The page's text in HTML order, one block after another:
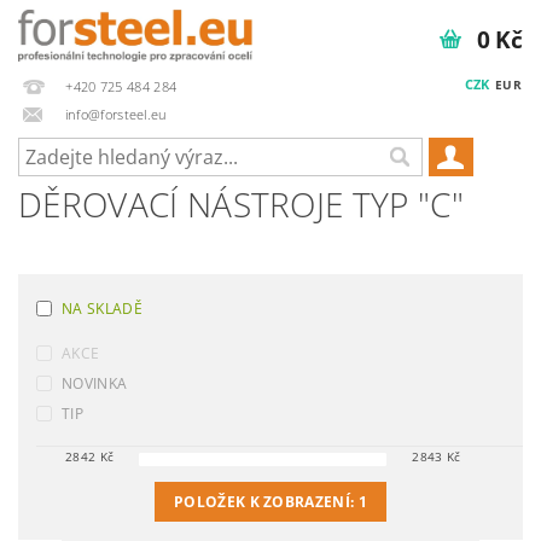
+420 725 484 284
info@forsteel.eu
CZK EUR
0 Kč
DĚROVACÍ NÁSTROJE TYP "C"
NA SKLADĚ
AKCE
NOVINKA
TIP
2842 Kč 2843 Kč
POLOŽEK K ZOBRAZENÍ: 1